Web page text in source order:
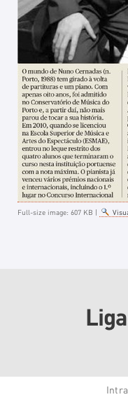
Full-size image: 607 KB |